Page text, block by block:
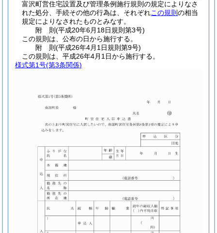
富沢町営住宅設置及び管理条例施行規則の規定によりなさ
れた処分、手続その他の行為は、それぞれこの規則 の相当
規定によりなされたものとみなす。
附 則(平成20年6月18日規則第3号)
この規則は、公布の日から施行する。
附 則(平成26年4月1日規則第9号)
この規則は、平成26年4月1日から施行する。
様式第1号(第3条関係)